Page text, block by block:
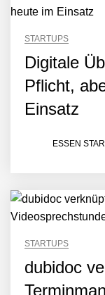
STARTUPS
Digitale
Pflicht,
Einsatz
ESSEN
STARTUPS
dubidoc